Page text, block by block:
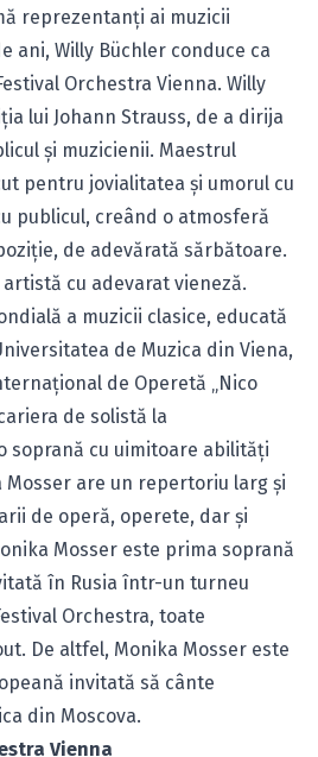
reprezentanţi ai muzicii
ani, Willy Büchler conduce ca
Orchestra Vienna. Willy
lui Johann Strauss, de a dirija
şi muzicienii. Maestrul
pentru jovialitatea şi umorul cu
publicul, creând o atmosferă
de adevărată sărbătoare.
artistă cu adevarat vieneză.
a muzicii clasice, educată
de Muzica din Viena,
de Operetă „Nico
de solistă la
soprană cu uimitoare abilităţi
are un repertoriu larg şi
de operă, operete, dar şi
Mosser este prima soprană
în Rusia într-un turneu
Orchestra, toate
De altfel, Monika Mosser este
invitată să cânte
din Moscova.
Vienna